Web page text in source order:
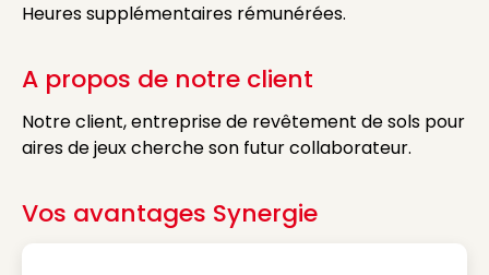
Heures supplémentaires rémunérées.
A propos de notre client
Notre client, entreprise de revêtement de sols pour
aires de jeux cherche son futur collaborateur.
Vos avantages Synergie